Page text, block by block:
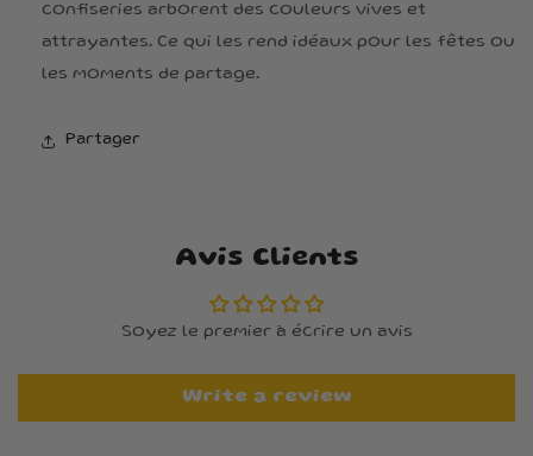
confiseries arborent des couleurs vives et
attrayantes. Ce qui les rend idéaux pour les fêtes ou
les moments de partage.
Partager
Avis Clients
Soyez le premier à écrire un avis
Write a review